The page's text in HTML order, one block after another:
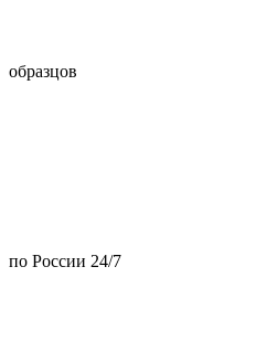
образцов
по России 24/7